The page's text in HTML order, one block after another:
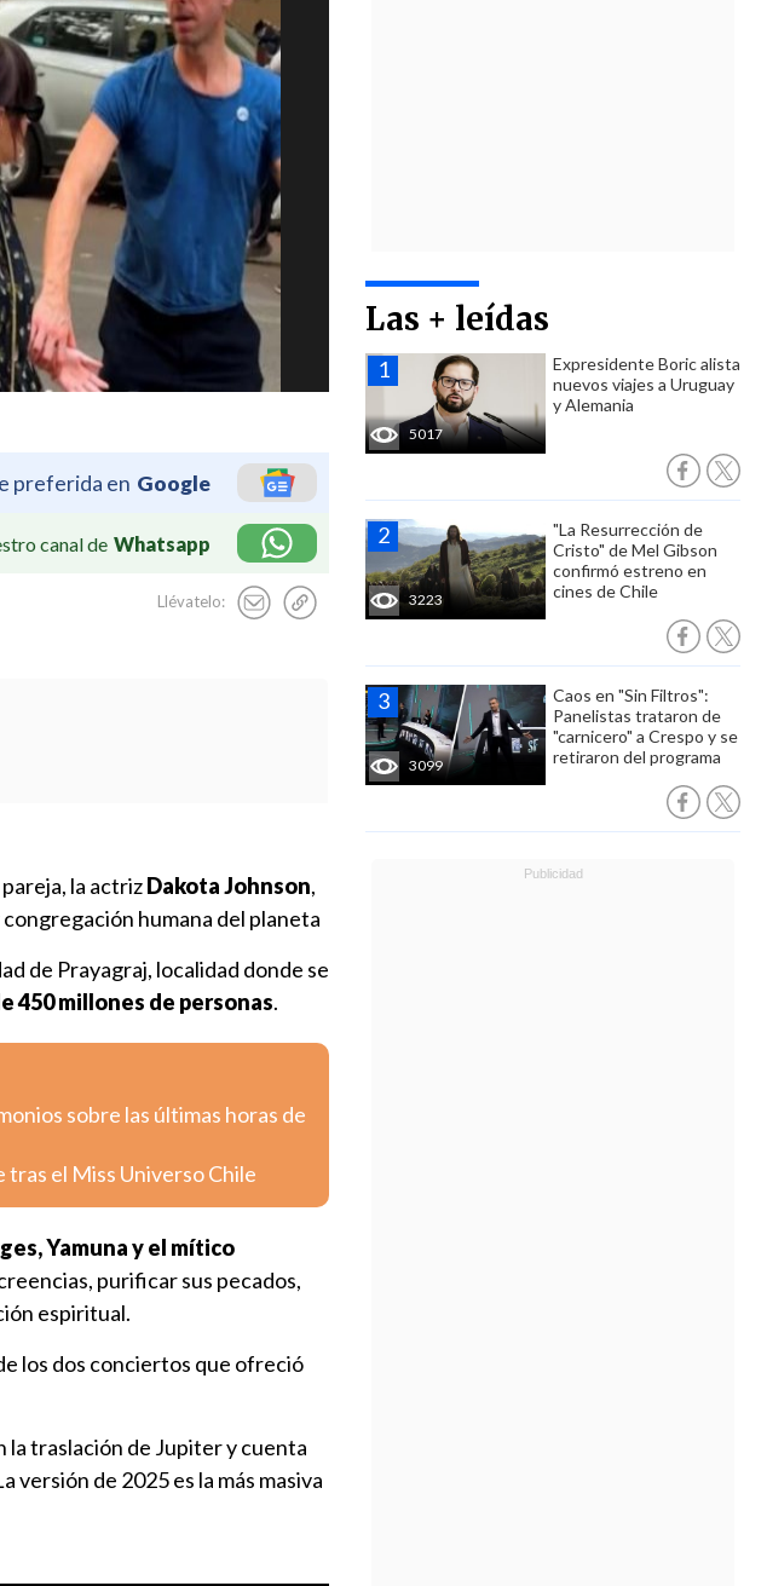
preferida en Google
canal de Whatsapp
Llévatelo:
Las + leídas
5017
Expresidente Boric alista
nuevos viajes a Uruguay
y Alemania
3223
"La Resurrección de
Cristo" de Mel Gibson
confirmó estreno en
cines de Chile
3099
Caos en "Sin Filtros":
Panelistas trataron de
"carnicero" a Crespo y se
retiraron del programa
la actrizDakota Johnson,
congregación humana del planeta
de Prayagraj, localidad donde se
450 millones de personas.
sobre las últimas horas de
el Miss Universo Chile
Yamuna y el mítico
purificar sus pecados,
espiritual.
los dos conciertos que ofreció
la traslación de Jupiter y cuenta
versión de 2025 es la más masiva